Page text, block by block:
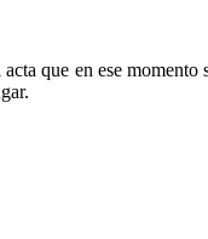
que en ese momento